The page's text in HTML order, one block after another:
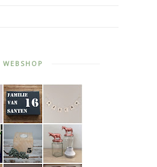
WEBSHOP